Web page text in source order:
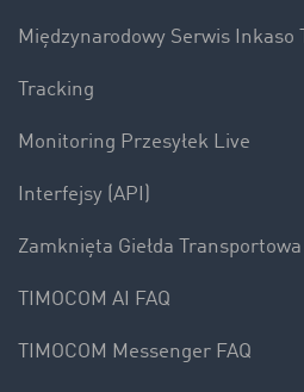
Międzynarodowy Serwis Inkaso
Tracking
Monitoring Przesyłek Live
Interfejsy (API)
Zamknięta Giełda Transportowa
TIMOCOM AI FAQ
TIMOCOM Messenger FAQ